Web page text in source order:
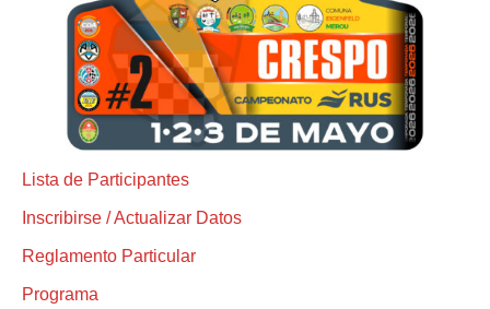
Lista de Participantes
Inscribirse / Actualizar Datos
Reglamento Particular
Programa